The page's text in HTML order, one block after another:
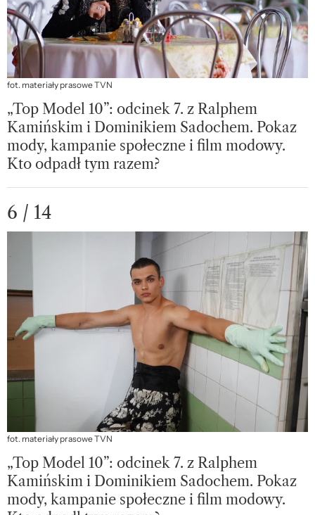
fot. materiały prasowe TVN
„Top Model 10”: odcinek 7. z Ralphem
Kamińskim i Dominikiem Sadochem. Pokaz
mody, kampanie społeczne i film modowy.
Kto odpadł tym razem?
6 / 14
fot. materiały prasowe TVN
„Top Model 10”: odcinek 7. z Ralphem
Kamińskim i Dominikiem Sadochem. Pokaz
mody, kampanie społeczne i film modowy.